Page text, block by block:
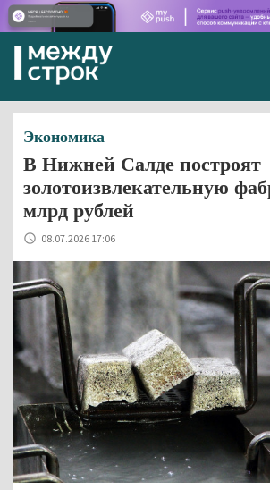
Экономика
В Нижней Салде построят
золотоизвлекательную
млрд рублей
08.07.2026 17:06